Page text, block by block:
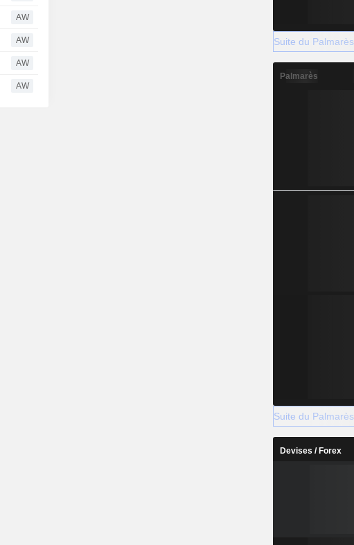
AW
AW
AW
AW
Suite du Palmarès
Palmarès
Suite du Palmarès
Devises / Forex